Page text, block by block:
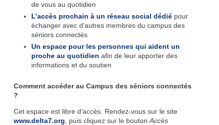
de vous au quotidien
L’accès prochain à un réseau social dédié pour
échanger avec d’autres membres du campus des
séniors connectés
Un espace pour les personnes qui aident un
proche au quotidien afin de leur apporter des
informations et du soutien
Comment accéder au Campus des séniors connectés
?
Cet espace est libre d’accès. Rendez-vous sur le site
www.delta7.org , puis cliquez sur le bouton Accès